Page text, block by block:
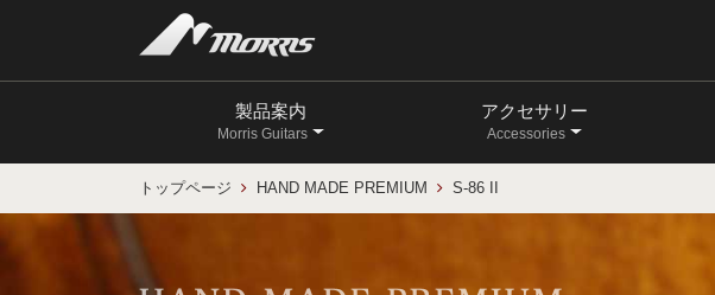
製品案内
Morris Guitars
アクセサリー
Accessories
トップページ HAND MADE PREMIUM S-86 II